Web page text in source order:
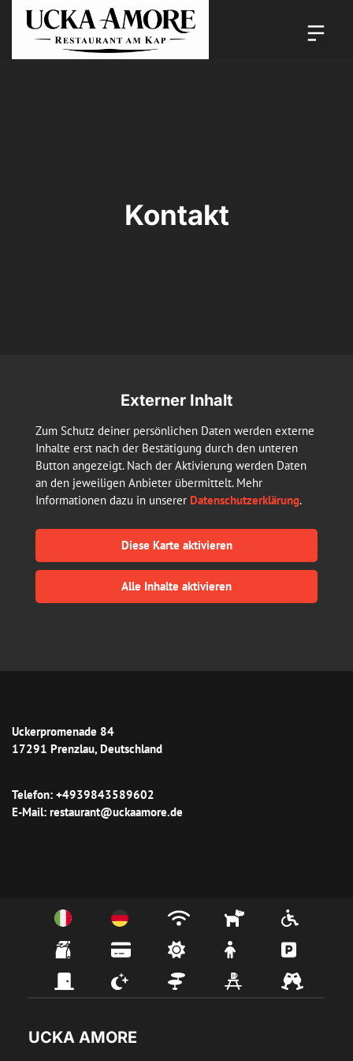
Kontakt
Externer Inhalt
Zum Schutz deiner persönlichen Daten werden externe
Inhalte erst nach der Bestätigung durch den unteren
Button angezeigt. Nach der Aktivierung werden Daten
an den jeweiligen Anbieter übermittelt. Mehr
Informationen dazu in unserer Datenschutzerklärung.
Diese Karte aktivieren
Alle Inhalte aktivieren
Uckerpromenade 84
17291 Prenzlau, Deutschland
Telefon: +4939843589602
E-Mail: restaurant@uckaamore.de
UCKA AMORE